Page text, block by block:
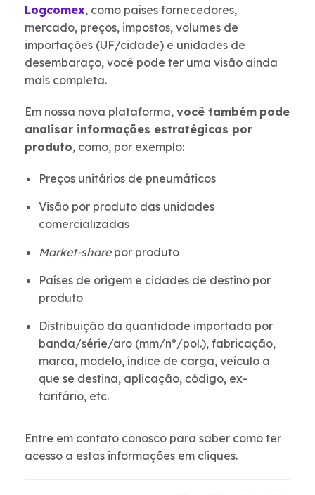
Logcomex, como países fornecedores,
mercado, preços, impostos, volumes de
importações (UF/cidade) e unidades de
desembaraço, você pode ter uma visão ainda
mais completa.
Em nossa nova plataforma, você também pode
analisar informações estratégicas por
produto, como, por exemplo:
Preços unitários de pneumáticos
Visão por produto das unidades
comercializadas
Market-sharepor produto
Países de origem e cidades de destino por
produto
Distribuição da quantidade importada por
banda/série/aro (mm/nº/pol.), fabricação,
marca, modelo, índice de carga, veículo a
que se destina, aplicação, código, ex-
tarifário, etc.
Entre em contato conosco para saber como ter
acesso a estas informações em cliques.